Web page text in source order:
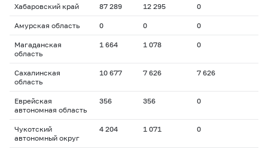
Хабаровский край 87 289 12 295 0
Амурская область 0 0 0
Магаданская
область
1 664 1 078 0
Сахалинская
область
10 677 7 626 7 626
Еврейская
автономная область
356 356 0
Чукотский
автономный округ
4 204 1 071 0